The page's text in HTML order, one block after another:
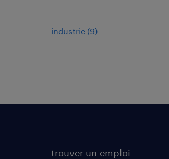
industrie (9)
trouver un emploi